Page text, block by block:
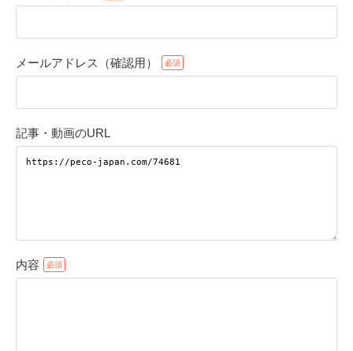
メールアドレス（確認用）
記事・動画のURL
内容
アプリで開く